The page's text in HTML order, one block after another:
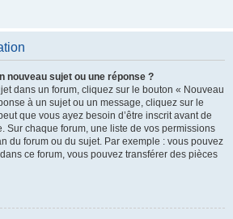
nouveau sujet ou une réponse ?
dans un forum, cliquez sur le bouton « Nouveau
à un sujet ou un message, cliquez sur le
que vous ayez besoin d’être inscrit avant de
Sur chaque forum, une liste de vos permissions
du forum ou du sujet. Par exemple : vous pouvez
ce forum, vous pouvez transférer des pièces